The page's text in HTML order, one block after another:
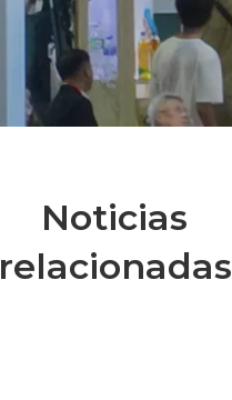
Noticias
relacionadas